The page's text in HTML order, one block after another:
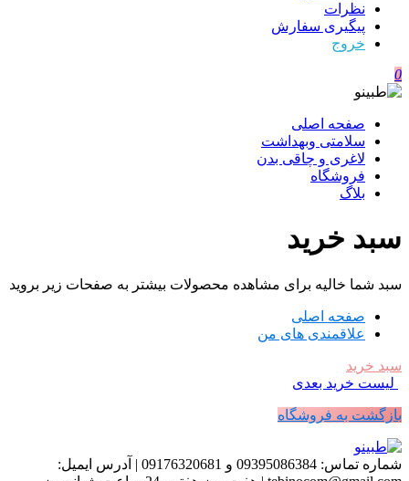
نظرات
پیگیری سفارش
خروج
0
صفحه اصلی
سلامتی وبهداشت
لاغری و چاقی بدن
فروشگاه
بلاگ
سبد خرید
سبد شما خالیه برای مشاهده محصولات بیشتر به صفحات زیر بروید
صفحه اصلی
علاقمندی های من
سبد خرید
لیست خرید بعدی
بازگشت به فروشگاه
شماره تماس: 09395086384 و 09176320681 | آدرس ایمیل: